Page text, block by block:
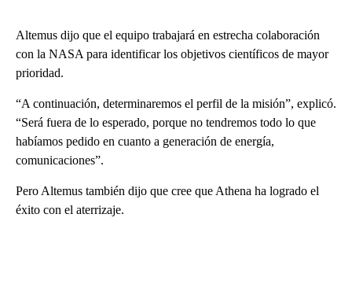
Altemus dijo que el equipo trabajará en estrecha colaboración
con la NASA para identificar los objetivos científicos de mayor
prioridad.
“A continuación, determinaremos el perfil de la misión”, explicó.
“Será fuera de lo esperado, porque no tendremos todo lo que
habíamos pedido en cuanto a generación de energía,
comunicaciones”.
Pero Altemus también dijo que cree que Athena ha logrado el
éxito con el aterrizaje.